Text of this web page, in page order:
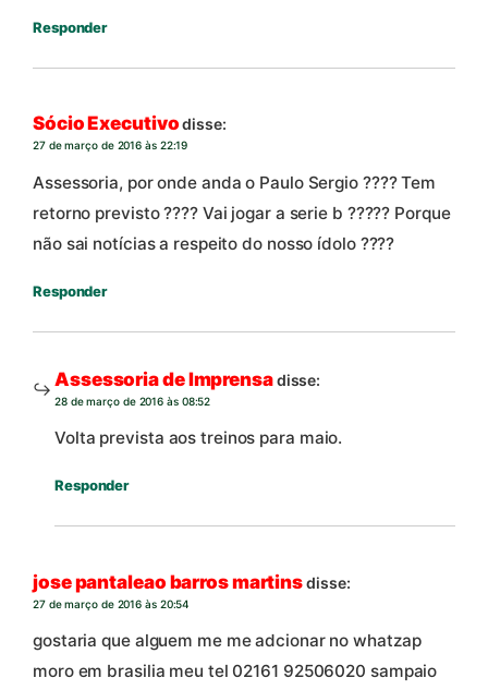
Responder
Sócio Executivo disse:
27 de março de 2016 às 22:19
Assessoria, por onde anda o Paulo Sergio ???? Tem
retorno previsto ???? Vai jogar a serie b ????? Porque
não sai notícias a respeito do nosso ídolo ????
Responder
Assessoria de Imprensadisse:
28 de março de 2016 às 08:52
Volta prevista aos treinos para maio.
Responder
jose pantaleao barros martinsdisse:
27 de março de 2016 às 20:54
gostaria que alguem me me adcionar no whatzap
moro em brasilia meu tel 02161 92506020 sampaio